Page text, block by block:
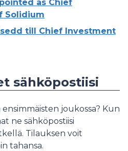
as Chief
Solidium
till Chief Investment
sähköpostiisi
joukossa? Kun
ne sähköpostiisi
Tilauksen voit
tahansa.